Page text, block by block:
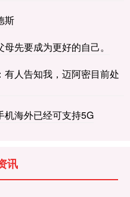
斯
先要成为更好的自己。
人告知我，迈阿密目前处
机海外已经可支持5G
讯